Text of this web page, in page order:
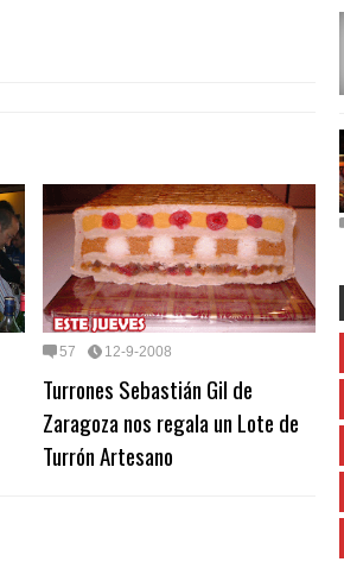
57 12-9-2008
Turrones Sebastián Gil de
Zaragoza nos regala un Lote de
Turrón Artesano